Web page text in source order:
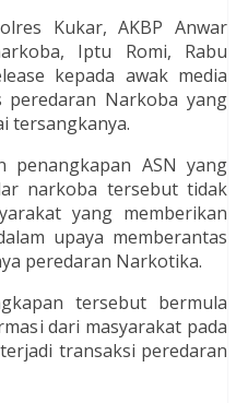
Kukar, AKBP Anwar
Iptu Romi, Rabu
kepada awak media
Narkoba yang
tersangkanya.
penangkapan ASN yang
narkoba tersebut tidak
yang memberikan
upaya memberantas
peredaran Narkotika.
tersebut bermula
dari masyarakat pada
transaksi peredaran